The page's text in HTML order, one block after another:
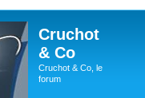
Cruchot
& Co
Cruchot & Co, le
forum